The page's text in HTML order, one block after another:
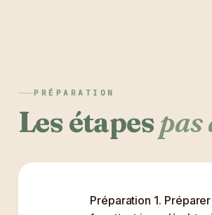
PRÉPARATION
Les étapespas
Préparation 1.